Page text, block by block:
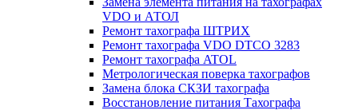
VDO и АТОЛ
Ремонт тахографа ШТРИХ
Ремонт тахографа VDO DTCO 3283
Ремонт тахографа ATOL
Метрологическая поверка тахографов
Замена блока СКЗИ тахографа
Восстановление питания Тахографа